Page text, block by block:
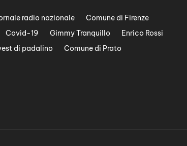
radio nazionale
Comune di Firenze
Covid-19 Gimmy Tranquillo
Enrico Rossi
di padalino
Comune di Prato